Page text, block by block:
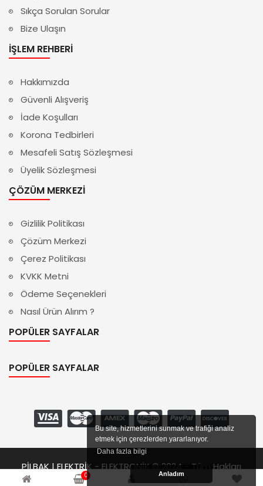
Bu site, hizmetlerini sunmak ve trafiği analiz
etmek için çerezlerden yararlanıyor.
Daha fazla bilgi
Anladım
Sıkça Sorulan Sorular
Bize Ulaşın
İŞLEM REHBERI
Hakkımızda
Güvenli Alışveriş
İade Koşulları
Korona Tedbirleri
Mesafeli Satış Sözleşmesi
Üyelik Sözleşmesi
ÇÖZÜM MERKEZI
Gizlilik Politikası
Çözüm Merkezi
Çerez Politikası
KVKK Metni
Ödeme Seçenekleri
Nasıl Ürün Alırım ?
POPÜLER SAYFALAR
POPÜLER SAYFALAR
PİLBAK | ELEKTRİK - ELEKTRONİK © 2024 - Tüm Hakları
Saklıdır.
0